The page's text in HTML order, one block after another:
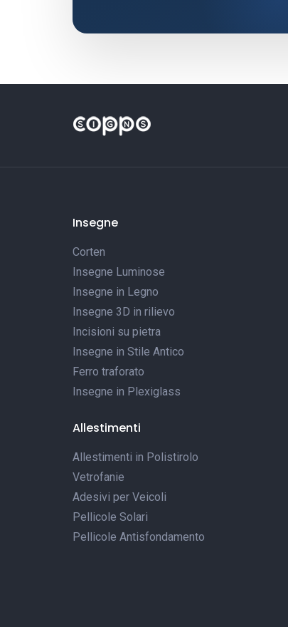
Insegne
Corten
Insegne Luminose
Insegne in Legno
Insegne 3D in rilievo
Incisioni su pietra
Insegne in Stile Antico
Ferro traforato
Insegne in Plexiglass
Allestimenti
Allestimenti in Polistirolo
Vetrofanie
Adesivi per Veicoli
Pellicole Solari
Pellicole Antisfondamento